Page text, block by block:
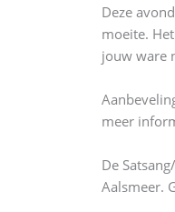
Deze
moeite.
jouw ware
meer
De
Aalsmeer.